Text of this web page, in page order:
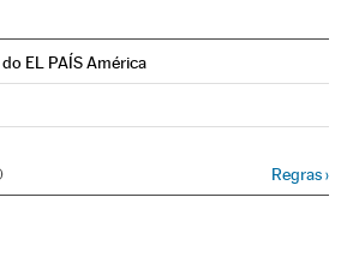
EL PAÍS América
Brasil en Twitter
País Brasil en Instagram
El País Brasil en Facebook
Regras›